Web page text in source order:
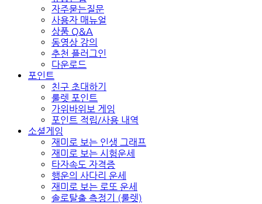
자주묻는질문
사용자 매뉴얼
상품 Q&A
동영상 강의
추천 플러그인
다운로드
포인트
친구 초대하기
룰렛 포인트
가위바위보 게임
포인트 적립/사용 내역
소셜게임
재미로 보는 인생 그래프
재미로 보는 시험운세
타자속도 자격증
행운의 사다리 운세
재미로 보는 로또 운세
솔로탈출 측정기 (룰렛)